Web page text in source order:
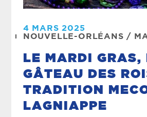
4 MARS 2025
NOUVELLE-ORLÉANS /
LE MARDI GRAS,
GÂTEAU DES
TRADITION
LAGNIAPPE